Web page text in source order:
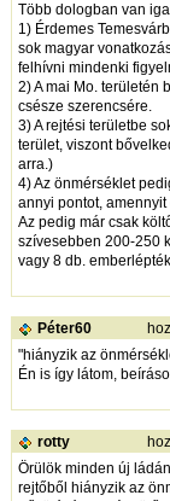
Több dologban van
1) Érdemes
sok magyar
felhívni mindenki
2) A mai Mo. területén
csésze szerencsére.
3) A rejtési területbe
terület, viszont
arra.)
4) Az önmérséklet
annyi pontot,
Az pedig már csak
szívesebben 200-250
vagy 8 db.
Péter60
"hiányzik az
Én is így látom,
rotty
Örülök minden új
rejtőből hiányzik az